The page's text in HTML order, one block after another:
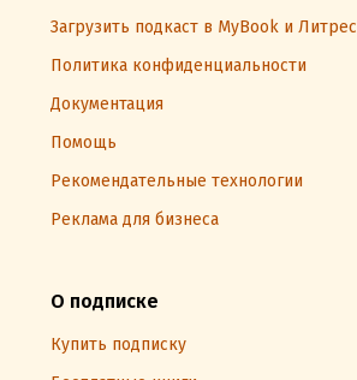
Загрузить подкаст в MyBook и Литрес
Политика конфиденциальности
Документация
Помощь
Рекомендательные технологии
Реклама для бизнеса
О подписке
Купить подписку